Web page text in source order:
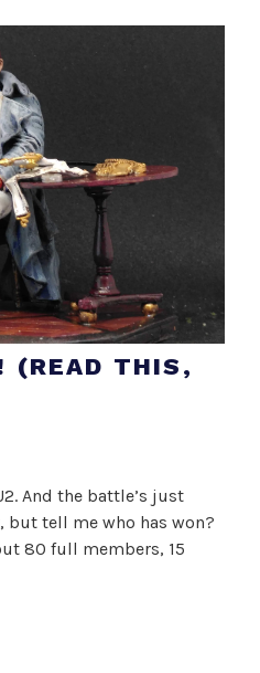
(READ THIS,
And the battle’s just
but tell me who has won?
80 full members, 15